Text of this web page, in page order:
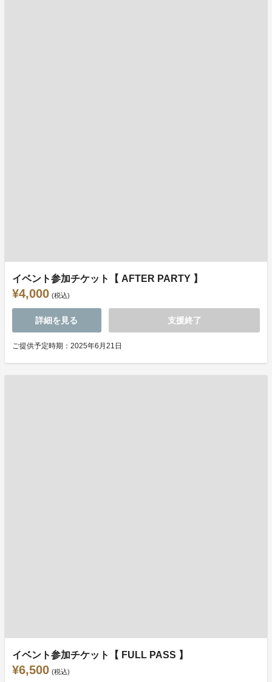
イベント参加チケット【 AFTER PARTY 】
¥4,000 (税込)
詳細を見る 支援終了
ご提供予定時期：2025年6月21日
イベント参加チケット【 FULL PASS 】
¥6,500 (税込)